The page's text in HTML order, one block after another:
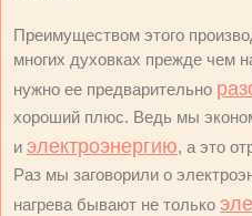
Преимуществом этого
многих духовках прежде чем
нужно ее предварительно
хороший плюс. Ведь мы
и электроэнергию, а это
Раз мы заговорили о
нагрева бывают не только